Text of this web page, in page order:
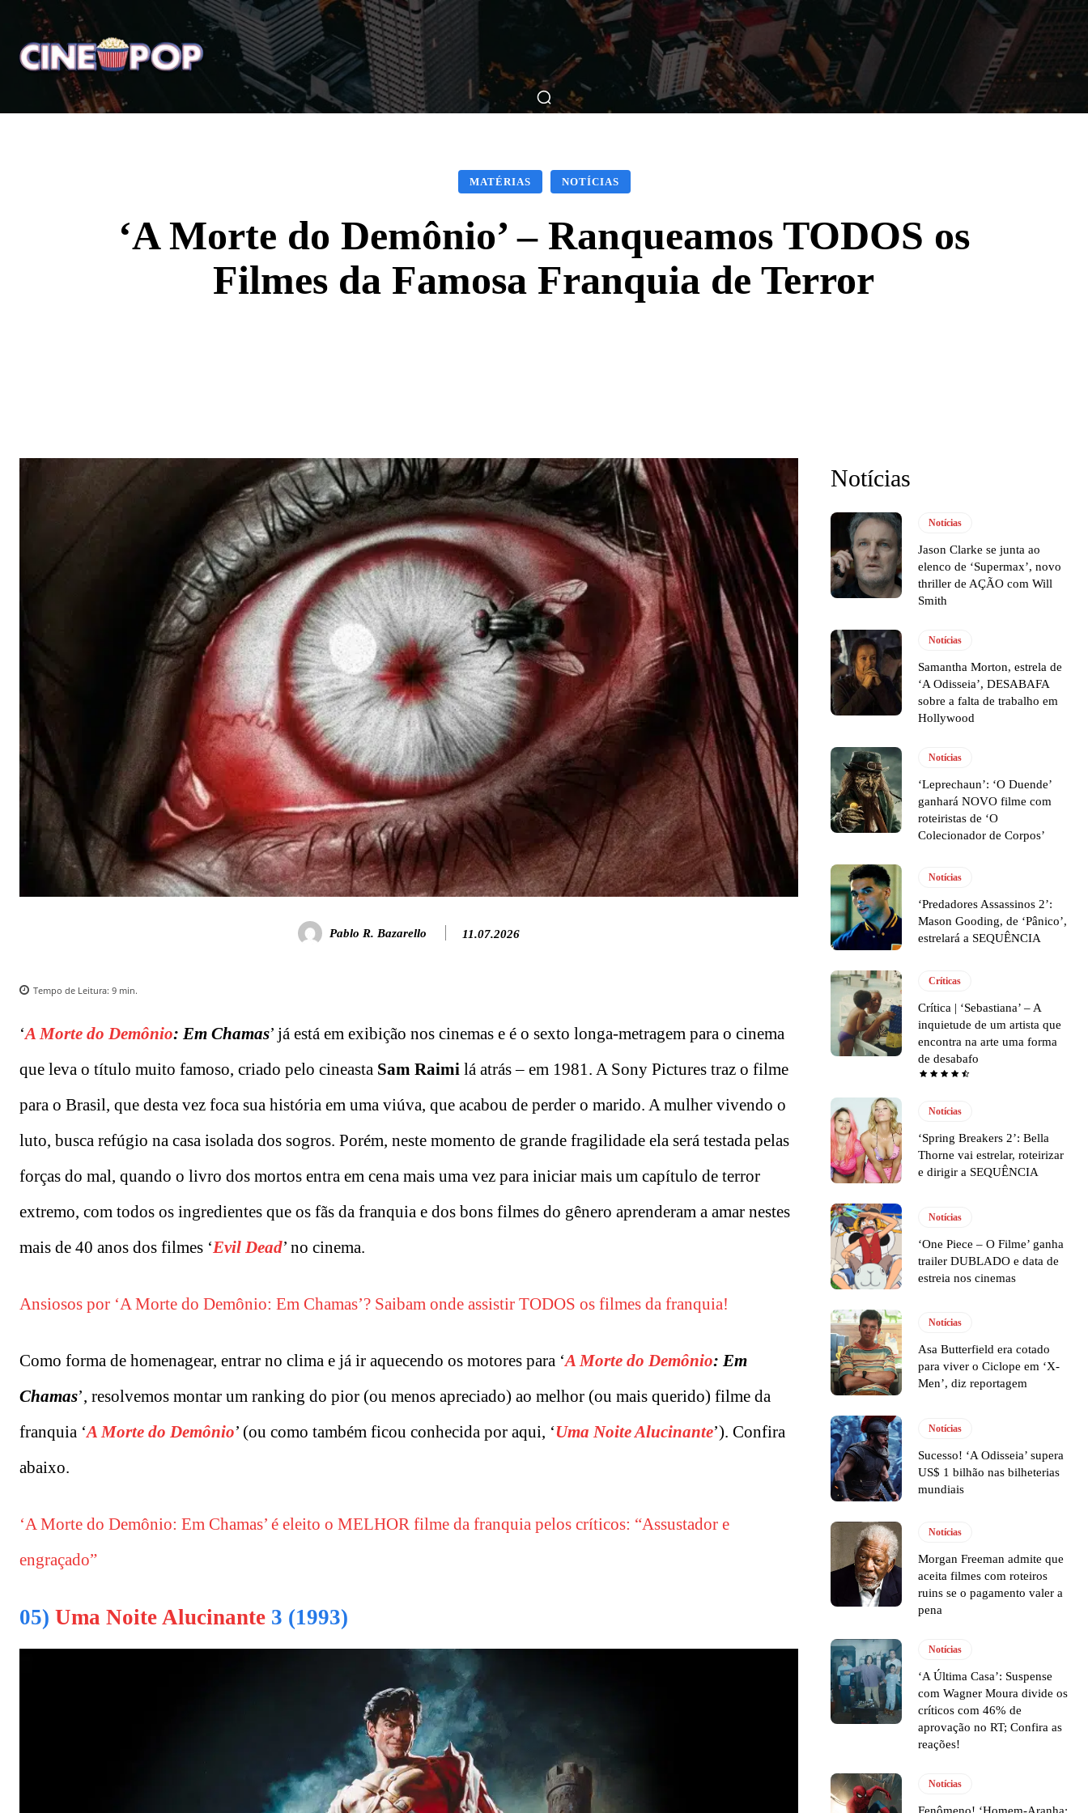
Home Notícias Críticas Breve Nos Cinemas Matérias Nos Cinemas Filmes Séries Música Gênero
MATÉRIAS NOTÍCIAS
‘A Morte do Demônio’ – Ranqueamos TODOS os
Filmes da Famosa Franquia de Terror
Pablo R. Bazarello 11.07.2026
Tempo de Leitura: 9 min.
‘A Morte do Demônio: Em Chamas’ já está em exibição nos cinemas e é o sexto longa-metragem para o cinema
que leva o título muito famoso, criado pelo cineasta Sam Raimi lá atrás – em 1981. A Sony Pictures traz o filme
para o Brasil, que desta vez foca sua história em uma viúva, que acabou de perder o marido. A mulher vivendo o
luto, busca refúgio na casa isolada dos sogros. Porém, neste momento de grande fragilidade ela será testada pelas
forças do mal, quando o livro dos mortos entra em cena mais uma vez para iniciar mais um capítulo de terror
extremo, com todos os ingredientes que os fãs da franquia e dos bons filmes do gênero aprenderam a amar nestes
mais de 40 anos dos filmes ‘Evil Dead’ no cinema.
Ansiosos por ‘A Morte do Demônio: Em Chamas’? Saibam onde assistir TODOS os filmes da franquia!
Como forma de homenagear, entrar no clima e já ir aquecendo os motores para ‘A Morte do Demônio: Em
Chamas’, resolvemos montar um ranking do pior (ou menos apreciado) ao melhor (ou mais querido) filme da
franquia ‘A Morte do Demônio’ (ou como também ficou conhecida por aqui, ‘Uma Noite Alucinante’). Confira
abaixo.
‘A Morte do Demônio: Em Chamas’ é eleito o MELHOR filme da franquia pelos críticos: “Assustador e
engraçado”
05) Uma Noite Alucinante 3 (1993)
Notícias
Notícias
Jason Clarke se junta ao
elenco de ‘Supermax’, novo
thriller de AÇÃO com Will
Smith
Notícias
Samantha Morton, estrela de
‘A Odisseia’, DESABAFA
sobre a falta de trabalho em
Hollywood
Notícias
‘Leprechaun’: ‘O Duende’
ganhará NOVO filme com
roteiristas de ‘O
Colecionador de Corpos’
Notícias
‘Predadores Assassinos 2’:
Mason Gooding, de ‘Pânico’,
estrelará a SEQUÊNCIA
Críticas
Crítica | ‘Sebastiana’ – A
inquietude de um artista que
encontra na arte uma forma
de desabafo
Notícias
‘Spring Breakers 2’: Bella
Thorne vai estrelar, roteirizar
e dirigir a SEQUÊNCIA
Notícias
‘One Piece – O Filme’ ganha
trailer DUBLADO e data de
estreia nos cinemas
Notícias
Asa Butterfield era cotado
para viver o Ciclope em ‘X-
Men’, diz reportagem
Notícias
Sucesso! ‘A Odisseia’ supera
US$ 1 bilhão nas bilheterias
mundiais
Notícias
Morgan Freeman admite que
aceita filmes com roteiros
ruins se o pagamento valer a
pena
Notícias
‘A Última Casa’: Suspense
com Wagner Moura divide os
críticos com 46% de
aprovação no RT; Confira as
reações!
Notícias
Fenômeno! ‘Homem-Aranha: